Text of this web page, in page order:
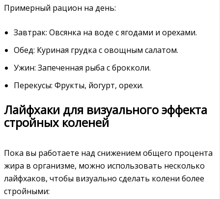
Примерный рацион на день:
Завтрак: Овсянка на воде с ягодами и орехами.
Обед: Куриная грудка с овощным салатом.
Ужин: Запеченная рыба с брокколи.
Перекусы: Фрукты, йогурт, орехи.
Лайфхаки для визуального эффекта
стройных коленей
Пока вы работаете над снижением общего процента
жира в организме, можно использовать несколько
лайфхаков, чтобы визуально сделать колени более
стройными: